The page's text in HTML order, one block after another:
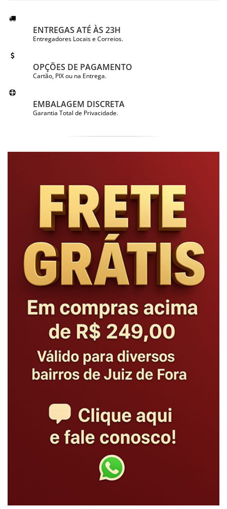
ENTREGAS ATÉ ÀS 23H
Entregadores Locais e Correios.
OPÇÕES DE PAGAMENTO
Cartão, PIX ou na Entrega.
EMBALAGEM DISCRETA
Garantia Total de Privacidade.